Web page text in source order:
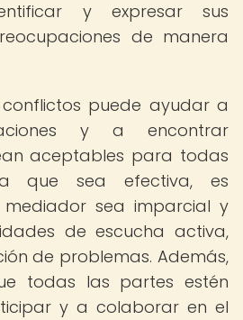
y expresar sus
de manera
puede ayudar a
y a encontrar
aceptables para todas
que sea efectiva, es
sea imparcial y
de escucha activa,
de problemas. Además,
todas las partes estén
y a colaborar en el